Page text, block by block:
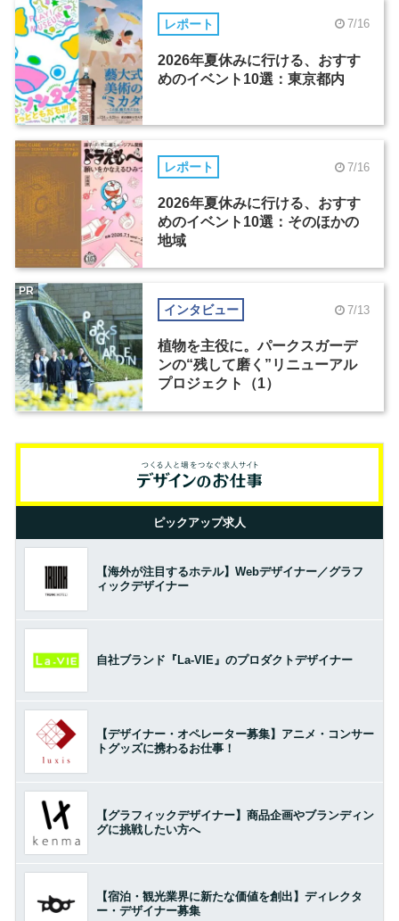
レポート 7/16
2026年夏休みに行ける、おすす
めのイベント10選：東京都内
レポート 7/16
2026年夏休みに行ける、おすす
めのイベント10選：そのほかの
地域
インタビュー 7/13
植物を主役に。パークスガーデ
ンの“残して磨く”リニューアル
プロジェクト（1）
PR
ピックアップ求人
【海外が注目するホテル】Webデザイナー／グラフ
ィックデザイナー
自社ブランド『La-VIE』のプロダクトデザイナー
【デザイナー・オペレーター募集】アニメ・コンサー
トグッズに携わるお仕事！
【グラフィックデザイナー】商品企画やブランディン
グに挑戦したい方へ
【宿泊・観光業界に新たな価値を創出】ディレクタ
ー・デザイナー募集